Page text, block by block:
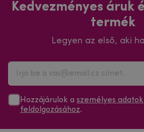
Kedvezményes áruk
termék
Legyen az első, aki
Hozzájárulok a személyes adatok
feldolgozásához.